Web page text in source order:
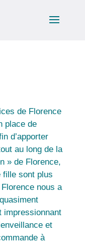
de Florence
place de
d’apporter
au long de la
» de Florence,
fille sont plus
nous a
impressionnant
et
à